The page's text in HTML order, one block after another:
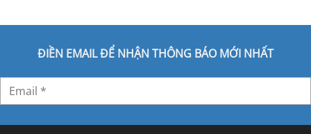
ĐIỀN EMAIL ĐỂ NHẬN THÔNG BÁO MỚI NHẤT